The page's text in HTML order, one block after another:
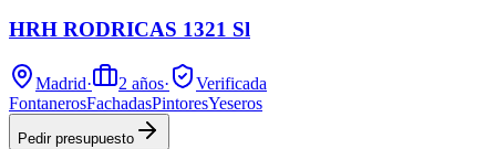
HRH RODRICAS 1321 Sl
Madrid· 2 años·
Verificada
FontanerosFachadasPintoresYeseros
Pedir presupuesto